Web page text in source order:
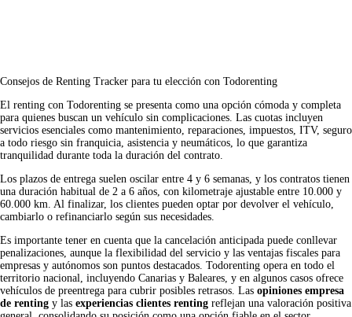
Consejos de Renting Tracker para tu elección con Todorenting
El renting con Todorenting se presenta como una opción cómoda y completa
para quienes buscan un vehículo sin complicaciones. Las cuotas incluyen
servicios esenciales como mantenimiento, reparaciones, impuestos, ITV, seguro
a todo riesgo sin franquicia, asistencia y neumáticos, lo que garantiza
tranquilidad durante toda la duración del contrato.
Los plazos de entrega suelen oscilar entre 4 y 6 semanas, y los contratos tienen
una duración habitual de 2 a 6 años, con kilometraje ajustable entre 10.000 y
60.000 km. Al finalizar, los clientes pueden optar por devolver el vehículo,
cambiarlo o refinanciarlo según sus necesidades.
Es importante tener en cuenta que la cancelación anticipada puede conllevar
penalizaciones, aunque la flexibilidad del servicio y las ventajas fiscales para
empresas y autónomos son puntos destacados. Todorenting opera en todo el
territorio nacional, incluyendo Canarias y Baleares, y en algunos casos ofrece
vehículos de preentrega para cubrir posibles retrasos. Las opiniones empresa
de renting y las experiencias clientes renting reflejan una valoración positiva